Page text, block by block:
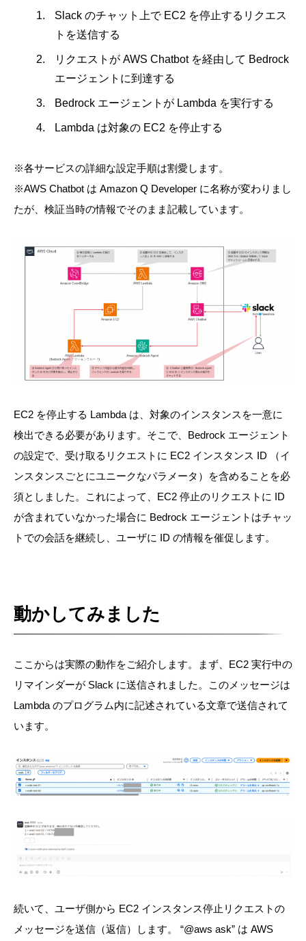
Slack のチャット上で EC2 を停止するリクエス
トを送信する
リクエストが AWS Chatbot を経由して Bedrock
エージェントに到達する
Bedrock エージェントが Lambda を実行する
Lambda は対象の EC2 を停止する
※各サービスの詳細な設定手順は割愛します。
※AWS Chatbot は Amazon Q Developer に名称が変わりまし
たが、検証当時の情報でそのまま記載しています。
EC2 を停止する Lambda は、対象のインスタンスを一意に
検出できる必要があります。そこで、Bedrock エージェント
の設定で、受け取るリクエストに EC2 インスタンス ID （イ
ンスタンスごとにユニークなパラメータ）を含めることを必
須としました。これによって、EC2 停止のリクエストに ID
が含まれていなかった場合に Bedrock エージェントはチャッ
トでの会話を継続し、ユーザに ID の情報を催促します。
動かしてみました
ここからは実際の動作をご紹介します。まず、EC2 実行中の
リマインダーが Slack に送信されました。このメッセージは
Lambda のプログラム内に記述されている文章で送信されて
います。
続いて、ユーザ側から EC2 インスタンス停止リクエストの
メッセージを送信（返信）します。
“@aws ask” は AWS